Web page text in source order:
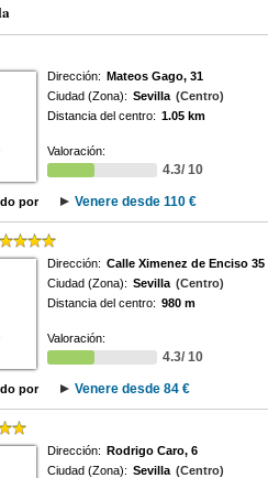
Dirección: Mateos Gago, 31
Ciudad (Zona): Sevilla (Centro)
Distancia del centro: 1.05 km
Valoración:
4.3/ 10
por Venere desde 110 €
Dirección: Calle Ximenez de Enciso 35
Ciudad (Zona): Sevilla (Centro)
Distancia del centro: 980 m
Valoración:
4.3/ 10
por Venere desde 84 €
Dirección: Rodrigo Caro, 6
Ciudad (Zona): Sevilla (Centro)